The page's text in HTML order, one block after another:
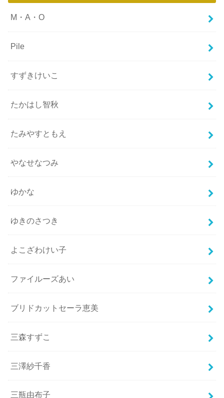
M・A・O
Pile
すずきけいこ
たかはし智秋
たみやすともえ
やなせなつみ
ゆかな
ゆきのさつき
よこざわけい子
ファイルーズあい
ブリドカットセーラ恵美
三森すずこ
三澤紗千香
三瓶由布子